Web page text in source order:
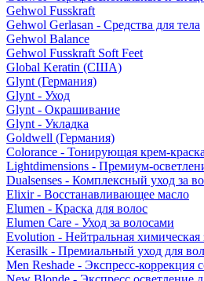
Gehwol Fusskraft
Gehwol Gerlasan - Средства для тела
Gehwol Balance
Gehwol Fusskraft Soft Feet
Global Keratin (США)
Glynt (Германия)
Glynt - Уход
Glynt - Окрашивание
Glynt - Укладка
Goldwell (Германия)
Colorance - Тонирующая крем-краска
Lightdimensions - Премиум-
Dualsenses - Комплексный уход за
Elixir - Восстанавливающее масло
Elumen - Краска для волос
Elumen Care - Уход за волосами
Evolution - Нейтральная химическая
Kerasilk - Премиальный уход для
Men Reshade - Экспресс-коррекция